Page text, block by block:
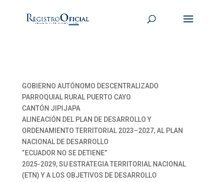
GOBIERNO AUTÓNOMO DESCENTRALIZADO
PARROQUIAL RURAL PUERTO CAYO
CANTÓN JIPIJAPA
ALINEACIÓN DEL PLAN DE DESARROLLO Y
ORDENAMIENTO TERRITORIAL 2023–2027, AL PLAN
NACIONAL DE DESARROLLO
“ECUADOR NO SE DETIENE”
2025-2029, SU ESTRATEGIA TERRITORIAL NACIONAL
(ETN) Y A LOS OBJETIVOS DE DESARROLLO